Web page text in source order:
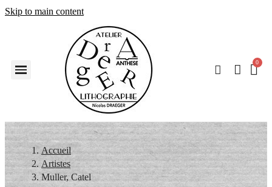
Skip to main content
Accueil
Artistes
Muller, Catel